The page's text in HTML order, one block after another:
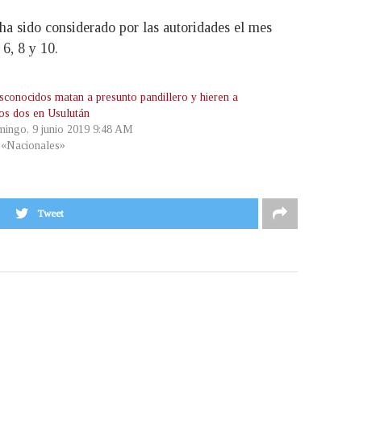
sido considerado por las autoridades el mes
8 y 10.
matan a presunto pandillero y hieren a
dos en Usulután
9 junio 2019 9:48 AM
Tweet